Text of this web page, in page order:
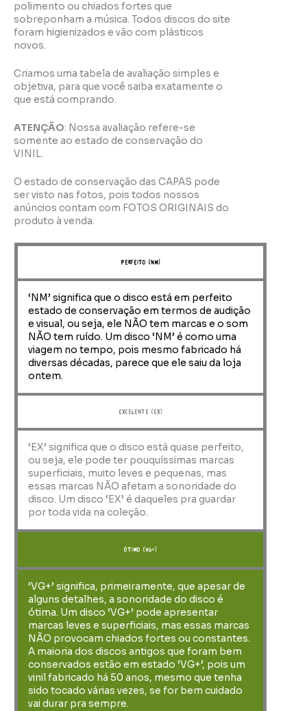
polimento ou chiados fortes que
sobreponham a música. Todos discos do site
foram higienizados e vão com plásticos
novos.
Criamos uma tabela de avaliação simples e
objetiva, para que você saiba exatamente o
que está comprando.
ATENÇÃO: Nossa avaliação refere-se
somente ao estado de conservação do
VINIL.
O estado de conservação das CAPAS pode
ser visto nas fotos, pois todos nossos
anúncios contam com FOTOS ORIGINAIS do
produto à venda.
perfeito (NM)
‘NM’ significa que o disco está em perfeito
estado de conservação em termos de audição
e visual, ou seja, ele NÃO tem marcas e o som
NÃO tem ruído. Um disco ‘NM’ é como uma
viagem no tempo, pois mesmo fabricado há
diversas décadas, parece que ele saiu da loja
ontem.
Excelente (EX)
‘EX’ significa que o disco está quase perfeito,
ou seja, ele pode ter pouquíssimas marcas
superficiais, muito leves e pequenas, mas
essas marcas NÃO afetam a sonoridade do
disco. Um disco ‘EX’ é daqueles pra guardar
por toda vida na coleção.
ótimo (VG+)
‘VG+’ significa, primeiramente, que apesar de
alguns detalhes, a sonoridade do disco é
ótima. Um disco ‘VG+’ pode apresentar
marcas leves e superficiais, mas essas marcas
NÃO provocam chiados fortes ou constantes.
A maioria dos discos antigos que foram bem
conservados estão em estado ‘VG+’, pois um
vinil fabricado há 50 anos, mesmo que tenha
sido tocado várias vezes, se for bem cuidado
vai durar pra sempre.